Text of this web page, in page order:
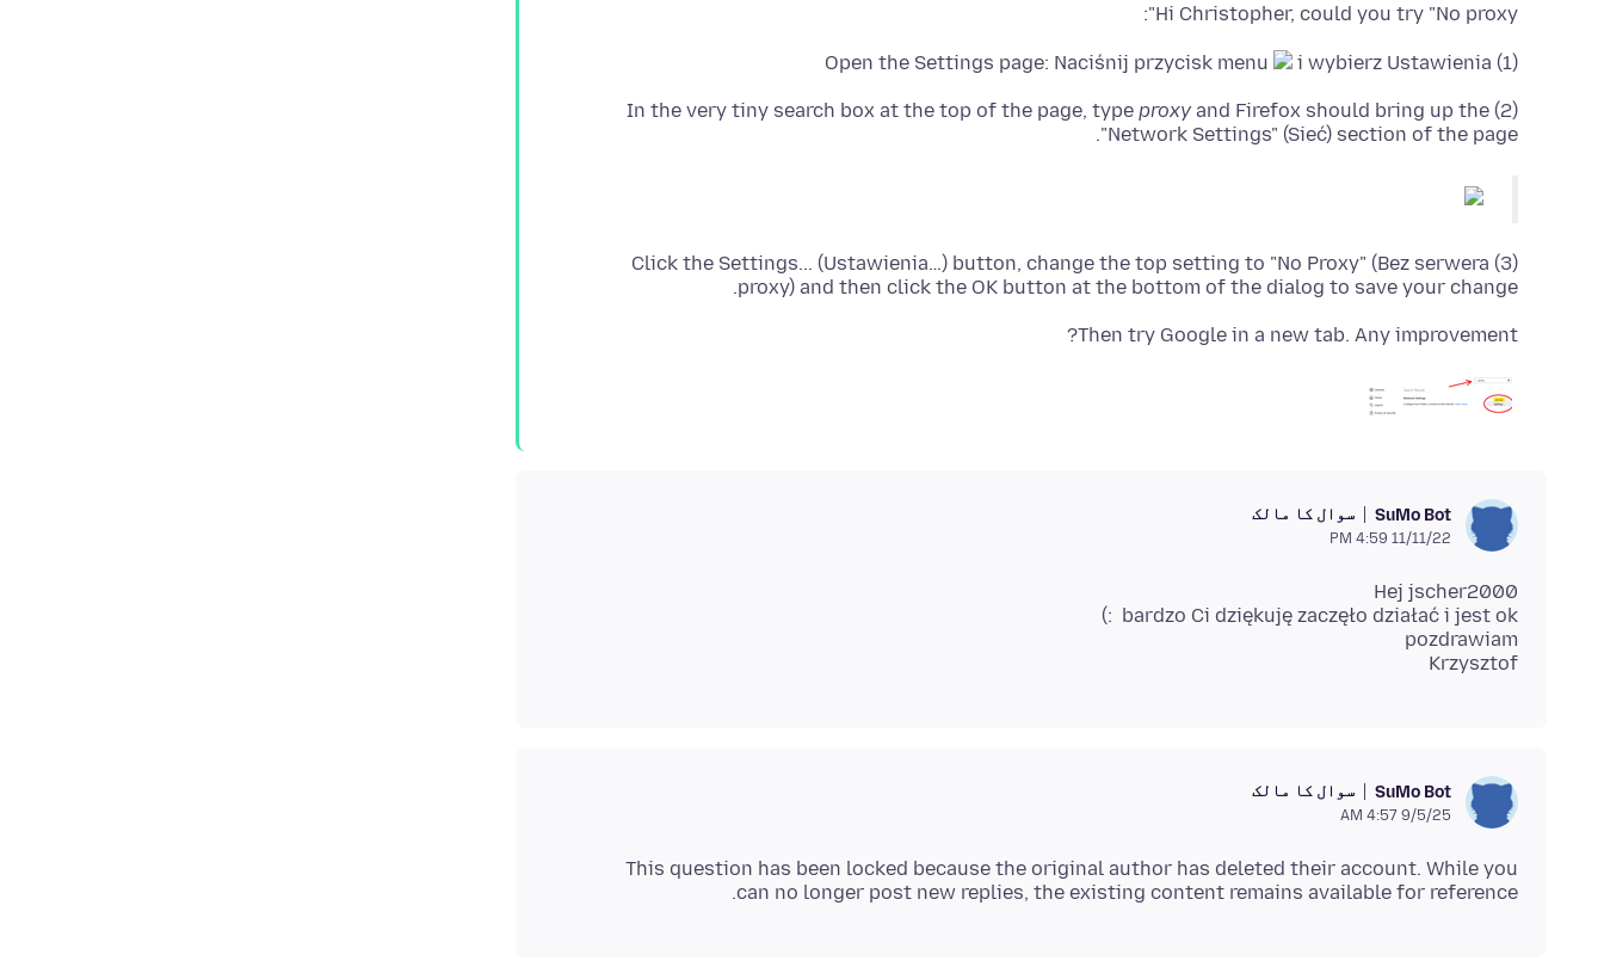
Hi Christopher, could you try "No proxy":
(1) Open the Settings page: Naciśnij przycisk menu
i wybierz Ustawienia
(2) In the very tiny search box at the top of the page, type
proxy and Firefox should bring up the
"Network Settings" (Sieć) section of the page.
(3) Click the Settings... (Ustawienia…) button, change the top setting to "No Proxy" (Bez serwera
proxy) and then click the OK button at the bottom of the dialog to save your change.
Then try Google in a new tab. Any improvement?
SuMo Bot سوال کا مالک
11/11/22 4:59 PM
Krzysztof
SuMo Bot سوال کا مالک
9/5/25 4:57 AM
This question has been locked because the original author has deleted their account. While you
can no longer post new replies, the existing content remains available for reference.